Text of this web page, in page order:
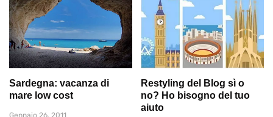
Sardegna: vacanza di
mare low cost
Gennaio 26, 2011
Restyling del Blog sì o
no? Ho bisogno del tuo
aiuto